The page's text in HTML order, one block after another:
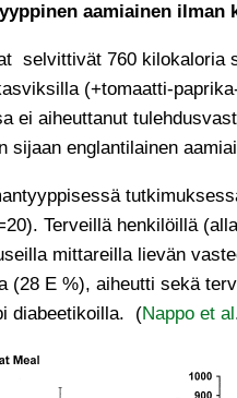
aamiainen
selvittivät 760 kilokaloria
(+tomaatti-
ei aiheuttanut
sijaan englantilainen
Terveillä henkilöillä
mittareilla lievän
(28 E %), aiheutti sekä
diabeetikoilla. (Nappo et al